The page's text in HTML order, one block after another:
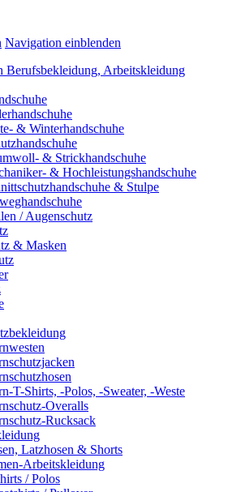
Navigation einblenden
Berufsbekleidung, Arbeitskleidung
& Winterhandschuhe
& Strickhandschuhe
& Hochleistungshandschuhe
& Stulpe
/ Augenschutz
& Masken
T-Shirts, -Polos, -Sweater, -Weste
Overalls
Rucksack
Latzhosen & Shorts
Arbeitskleidung
/ Polos